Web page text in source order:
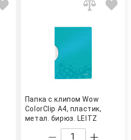
Папка с клипом Wow
ColorClip А4, пластик,
метал. бирюз. LEITZ